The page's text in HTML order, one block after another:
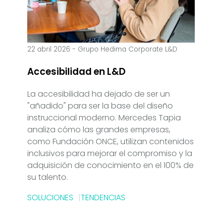
22 abril 2026 - Grupo Hedima Corporate L&D
Accesibilidad en L&D
La accesibilidad ha dejado de ser un
"añadido" para ser la base del diseño
instruccional moderno. Mercedes Tapia
analiza cómo las grandes empresas,
como Fundación ONCE, utilizan contenidos
inclusivos para mejorar el compromiso y la
adquisición de conocimiento en el 100% de
su talento.
SOLUCIONES
TENDENCIAS